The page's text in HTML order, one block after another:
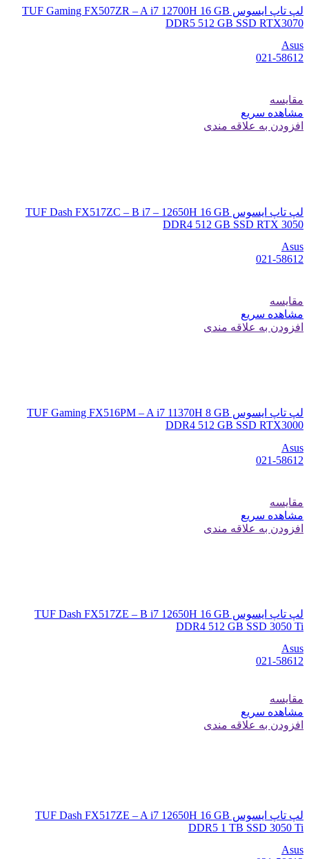
لپ تاپ ایسوس TUF Gaming FX507ZR – A i7 12700H 16 GB
DDR5 512 GB SSD RTX3070
Asus
021-58612
مقایسه
مشاهده سریع
افزودن به علاقه مندی
لپ تاپ ایسوس TUF Dash FX517ZC – B i7 – 12650H 16 GB
DDR4 512 GB SSD RTX 3050
Asus
021-58612
مقایسه
مشاهده سریع
افزودن به علاقه مندی
لپ تاپ ایسوس TUF Gaming FX516PM – A i7 11370H 8 GB
DDR4 512 GB SSD RTX3000
Asus
021-58612
مقایسه
مشاهده سریع
افزودن به علاقه مندی
لپ تاپ ایسوس TUF Dash FX517ZE – B i7 12650H 16 GB
DDR4 512 GB SSD 3050 Ti
Asus
021-58612
مقایسه
مشاهده سریع
افزودن به علاقه مندی
لپ تاپ ایسوس TUF Dash FX517ZE – A i7 12650H 16 GB
DDR5 1 TB SSD 3050 Ti
Asus